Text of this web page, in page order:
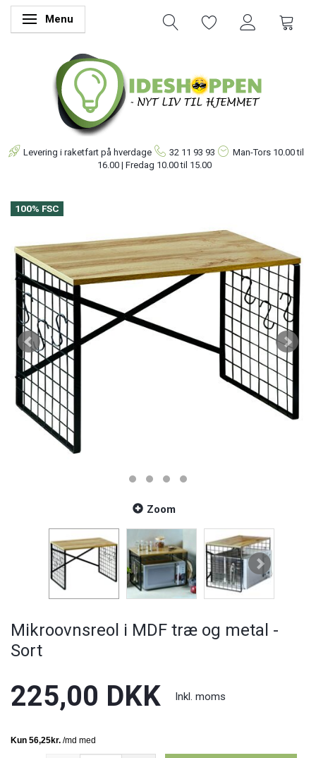
Skifte navigation
Menu
Levering i raketfart på hverdage 32 11 93 93 Man-Tors 10.00 til
16.00 | Fredag 10.00 til 15.00
100% FSC
Zoom
Mikroovnsreol i MDF træ og metal -
Sort
225,00 DKK Inkl. moms